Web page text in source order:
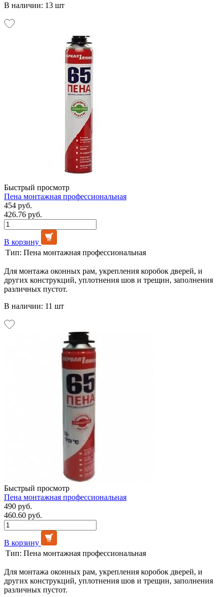
В наличии: 13 шт
Быстрый просмотр
Пена монтажная профессиональная
454 руб.
426.76 руб.
В корзину
Тип: Пена монтажная профессиональная
Для монтажа оконных рам, укрепления коробок дверей, и
других конструкций, уплотнения шов и трещин, заполнения
различных пустот.
В наличии: 11 шт
Быстрый просмотр
Пена монтажная профессиональная
490 руб.
460.60 руб.
В корзину
Тип: Пена монтажная профессиональная
Для монтажа оконных рам, укрепления коробок дверей, и
других конструкций, уплотнения шов и трещин, заполнения
различных пустот.